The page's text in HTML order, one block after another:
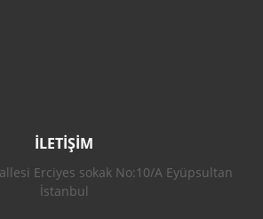
İLETİŞİM
Erciyes sokak No:10/A Eyüpsultan
İstanbul